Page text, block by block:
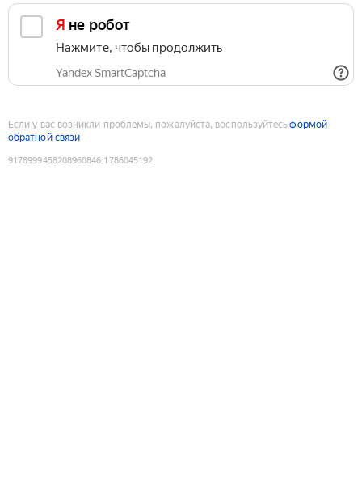
Я не робот
Нажмите, чтобы продолжить
Yandex SmartCaptcha
Если у вас возникли проблемы, пожалуйста, воспользуйтесьформой
обратной связи
9178999458208960846:1786045192